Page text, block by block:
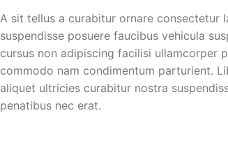
A sit tellus a curabitur ornare consectetur
suspendisse posuere faucibus vehicula
cursus non adipiscing facilisi ullamcorper
commodo nam condimentum parturient.
aliquet ultricies curabitur nostra
penatibus nec erat.